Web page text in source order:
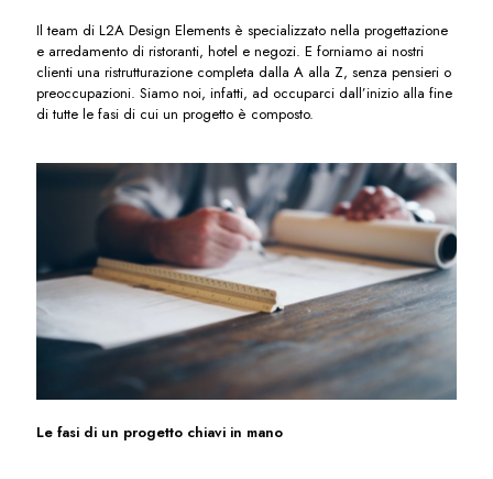
Il team di L2A Design Elements è specializzato nella progettazione
e arredamento di ristoranti, hotel e negozi. E forniamo ai nostri
clienti una ristrutturazione completa dalla A alla Z, senza pensieri o
preoccupazioni. Siamo noi, infatti, ad occuparci dall’inizio alla fine
di tutte le fasi di cui un progetto è composto.
Le fasi di un progetto chiavi in mano